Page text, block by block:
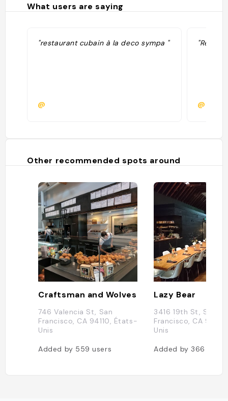
What users are saying
"restaurant cubain à la deco sympa "
@ @
Other recommended spots around
Craftsman and Wolves
746 Valencia St, San
Francisco, CA 94110, États-
Unis
Added by 559users
Lazy Bear
3416 19th St, San
Francisco, CA
Unis
Added by 366